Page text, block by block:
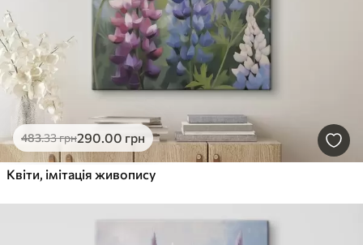
483.33грн290.00 грн
Квіти, імітація живопису